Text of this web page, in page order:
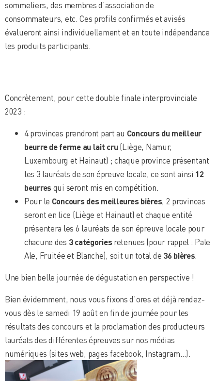
sommeliers, des membres d’association de
consommateurs, etc. Ces profils confirmés et avisés
évalueront ainsi individuellement et en toute indépendance
les produits participants.
Concrètement, pour cette double finale interprovinciale
2023 :
4 provinces prendront part au Concours du meilleur
beurre de ferme au lait cru(Liège, Namur,
Luxembourg et Hainaut) ; chaque province présentant
les 3 lauréats de son épreuve locale, ce sont ainsi 12
beurresqui seront mis en compétition.
Pour le Concours des meilleures bières, 2 provinces
seront en lice (Liège et Hainaut) et chaque entité
présentera les 6 lauréats de son épreuve locale pour
chacune des 3 catégoriesretenues (pour rappel : Pale
Ale, Fruitée et Blanche), soit un total de 36 bières.
Une bien belle journée de dégustation en perspective !
Bien évidemment, nous vous fixons d’ores et déjà rendez-
vous dès le samedi 19 août en fin de journée pour les
résultats des concours et la proclamation des producteurs
lauréats des différentes épreuves sur nos médias
numériques (sites web, pages facebook, Instagram…).